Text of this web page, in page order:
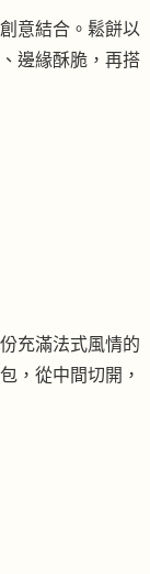
意結合。鬆餅以
邊緣酥脆，再搭
充滿法式風情的
，從中間切開，